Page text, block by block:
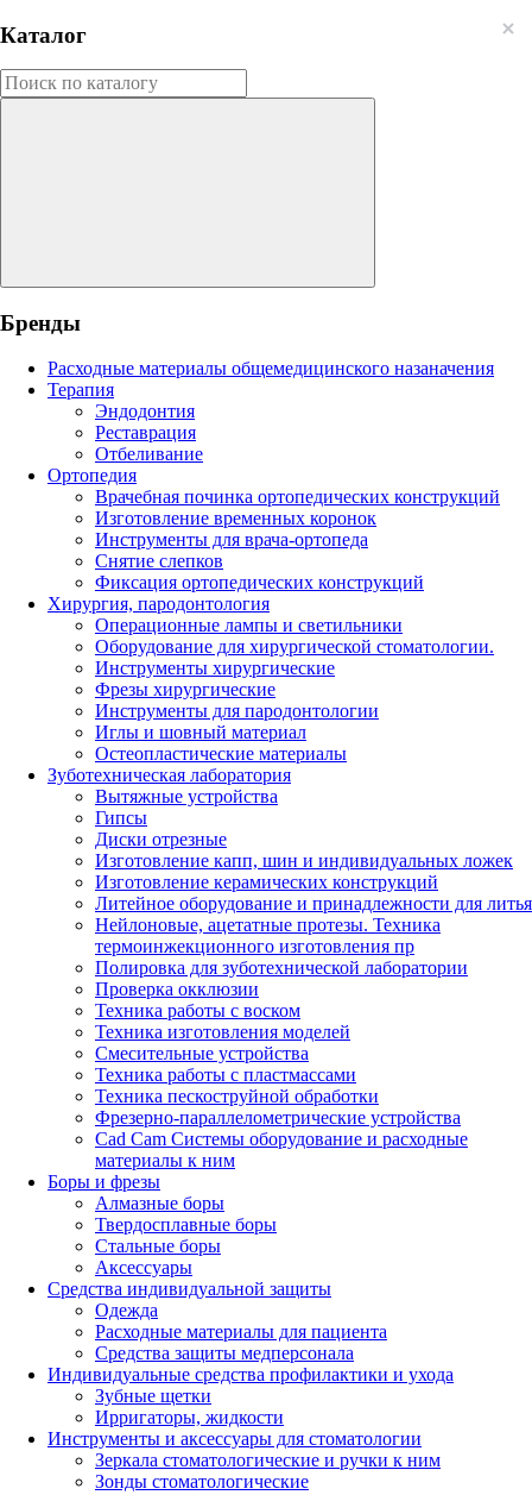
Каталог
Бренды
Расходные материалы общемедицинского назаначения
Терапия
Эндодонтия
Реставрация
Отбеливание
Ортопедия
Врачебная починка ортопедических конструкций
Изготовление временных коронок
Инструменты для врача-ортопеда
Снятие слепков
Фиксация ортопедических конструкций
Хирургия, пародонтология
Операционные лампы и светильники
Оборудование для хирургической стоматологии.
Инструменты хирургические
Фрезы хирургические
Инструменты для пародонтологии
Иглы и шовный материал
Остеопластические материалы
Зуботехническая лаборатория
Вытяжные устройства
Гипсы
Диски отрезные
Изготовление капп, шин и индивидуальных ложек
Изготовление керамических конструкций
Литейное оборудование и принадлежности для литья
Нейлоновые, ацетатные протезы. Техника
термоинжекционного изготовления пр
Полировка для зуботехнической лаборатории
Проверка окклюзии
Техника работы с воском
Техника изготовления моделей
Смесительные устройства
Техника работы с пластмассами
Техника пескоструйной обработки
Фрезерно-параллелометрические устройства
Cad Cam Системы оборудование и расходные
материалы к ним
Боры и фрезы
Алмазные боры
Твердосплавные боры
Стальные боры
Аксессуары
Средства индивидуальной защиты
Одежда
Расходные материалы для пациента
Средства защиты медперсонала
Индивидуальные средства профилактики и ухода
Зубные щетки
Ирригаторы, жидкости
Инструменты и аксессуары для стоматологии
Зеркала стоматологические и ручки к ним
Зонды стоматологические